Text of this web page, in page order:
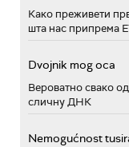
Како преживети
шта нас припрема
Dvojnik mog oca
Вероватно свако
сличну ДНК
Nemogućnost